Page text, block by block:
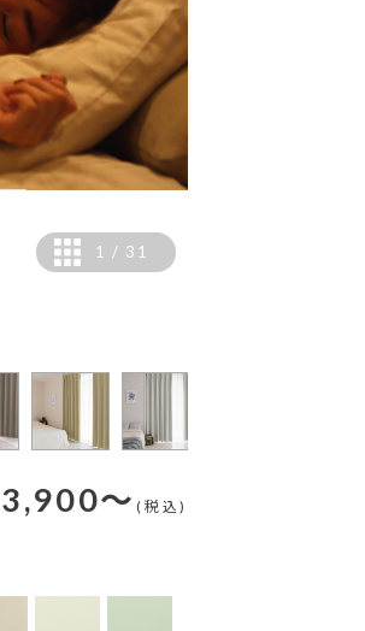
1 / 31
3,900～(税込)